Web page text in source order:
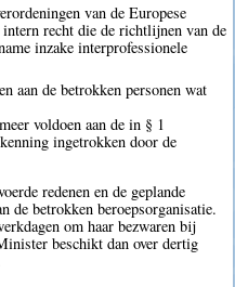
van de Europese
intern recht die de richtlijnen van de
inzake interprofessionele
aan de betrokken personen wat
voldoen aan de in § 1
ingetrokken door de
redenen en de geplande
de betrokken beroepsorganisatie.
om haar bezwaren bij
beschikt dan over dertig